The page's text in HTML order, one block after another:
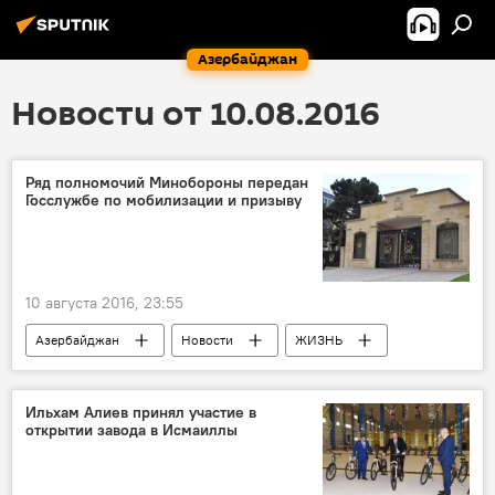
Азербайджан
Новости от 10.08.2016
Ряд полномочий Минобороны передан
Госслужбе по мобилизации и призыву
10 августа 2016, 23:55
Азербайджан Новости ЖИЗНЬ
Ильхам Алиев принял участие в
открытии завода в Исмаиллы